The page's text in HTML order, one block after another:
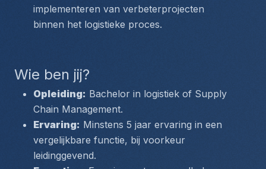
implementeren van verbeterprojecten
binnen het logistieke proces.
Wie ben jij?
Opleiding: Bachelor in logistiek of Supply
Chain Management.
Ervaring: Minstens 5 jaar ervaring in een
vergelijkbare functie, bij voorkeur
leidinggevend.